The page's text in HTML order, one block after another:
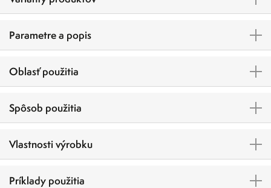
Parametre a popis
Oblasť použitia
Spôsob použitia
Vlastnosti výrobku
Príklady použitia